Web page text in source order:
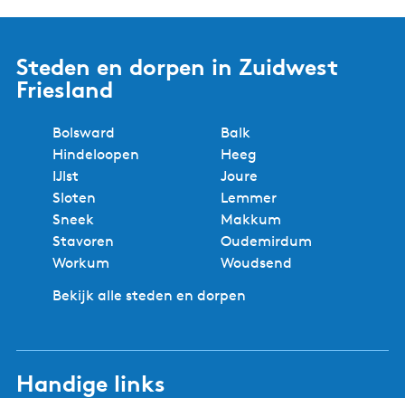
Steden en dorpen in Zuidwest
Friesland
Bolsward
Balk
Hindeloopen
Heeg
IJlst
Joure
Sloten
Lemmer
Sneek
Makkum
Stavoren
Oudemirdum
Workum
Woudsend
Bekijk alle steden en dorpen
Handige links